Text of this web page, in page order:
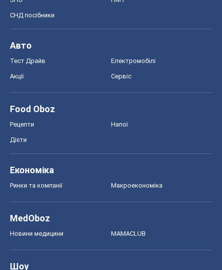
СНД посібники
Авто
Тест Драйв Електромобілі
Акції Сервіс
Food Oboz
Рецепти Напої
Дієти
Економіка
Ринки та компанії Макроекономіка
MedOboz
Новини медицини MAMACLUB
Шоу